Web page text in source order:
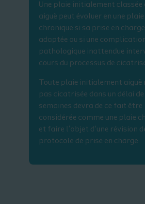
Une plaie initialement classée
aiguë peut évoluer en une plaie
chronique si sa prise en
adaptée ou si une
pathologique inattendue
cours du processus de
Toute plaie initialement aiguë
pas cicatrisée dans un délai de
semaines devra de ce fait être
considérée comme une plaie
et faire l’objet d’une révision
protocole de prise en charge.